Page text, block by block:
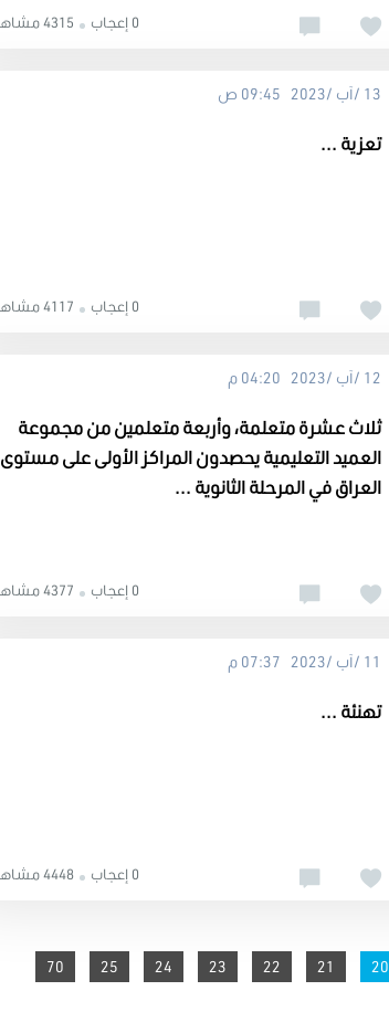
4315 مشاهدات 0 إعجاب
13 /آب /2023 09:45 ص
تعزية ...
4117 مشاهدات 0 إعجاب
12 /آب /2023 04:20 م
ثلاث عشرة متعلمة، وأربعة متعلمين من مجموعة
العميد التعليمية يحصدون المراكز الأولى على مستوى
العراق في المرحلة الثانوية ...
4377 مشاهدات 0 إعجاب
11 /آب /2023 07:37 م
تهنئة ...
4448 مشاهدات 0 إعجاب
You're on page
20
21
22
23
24
25
70